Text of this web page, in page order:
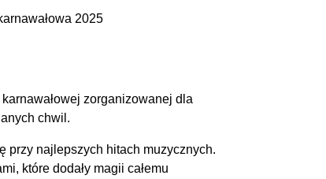
2025
zorganizowanej dla
chwil.
przy najlepszych hitach muzycznych.
które dodały magii całemu